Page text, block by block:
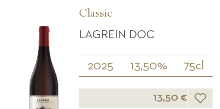
Classic
LAGREIN DOC
2025 13,50% 75cl
13,50 €